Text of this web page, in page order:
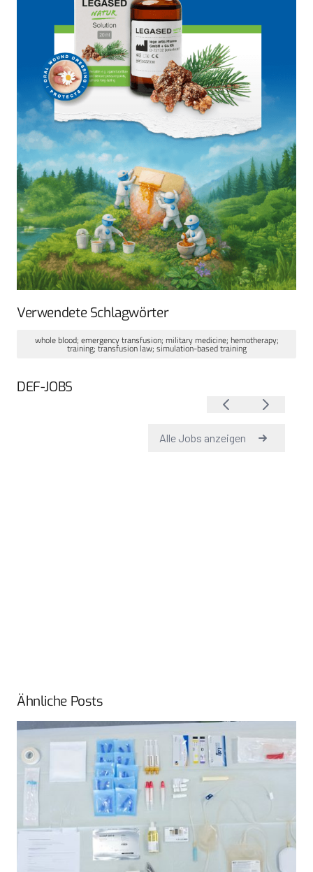
Verwendete Schlagwörter
whole blood; emergency transfusion; military medicine; hemotherapy;
training; transfusion law; simulation-based training
DEF-JOBS
Ähnliche Posts